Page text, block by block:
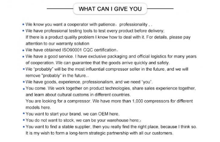
d'année
OE non.
Note
Si vous avez besoin d'aide pour s'assurer que
la présente partie adaptera votre véhicule.
Veuillez nous envoyer la photo de votre vieux
produit. L'OEM et/ou l'année, font le modèle
et la taille de moteur de votre véhicule de sorte
que nous puissions la confirmer pour vous.
Nous recommandons également d'employer le
diagramme de compatibilité afin de nous
assurer que ce produit adaptera votre véhicule.